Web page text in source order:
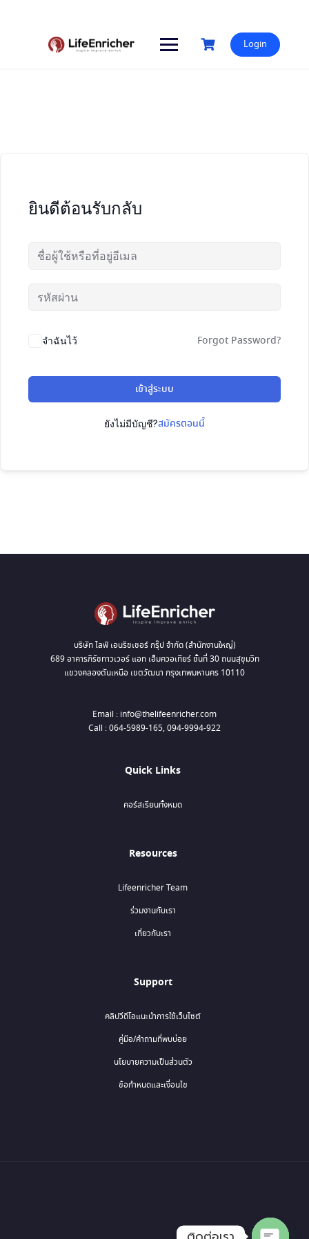
Login
ยินดีต้อนรับกลับ
จำฉันไว้ Forgot Password?
เข้าสู่ระบบ
ยังไม่มีบัญชี?สมัครตอนนี้
บริษัท ไลฟ์ เอนริชเชอร์ กรุ๊ป จำกัด (สำนักงานใหญ่)
689 อาคารภิรัชทาวเวอร์ แอท เอ็มควอเทียร์ ชั้นที่ 30 ถนนสุขุมวิท
แขวงคลองตันเหนือ เขตวัฒนา กรุงเทพมหานคร 10110
Email : info@thelifeenricher.com
Call : 064-5989-165, 094-9994-922
Quick Links
คอร์สเรียนทั้งหมด
Resources
Lifeenricher Team
ร่วมงานกับเรา
เกี่ยวกับเรา
Support
คลิปวีดีโอแนะนำการใช้เว็บไซต์
คู่มือ/คำถามที่พบบ่อย
นโยบายความเป็นส่วนตัว
ข้อกำหนดและเงื่อนไข